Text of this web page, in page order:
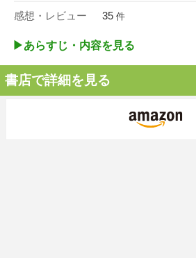
感想・レビュー 35 件
▶︎あらすじ・内容を見る
書店で詳細を見る